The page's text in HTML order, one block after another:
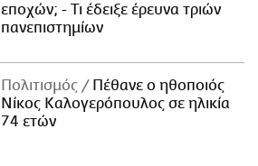
εποχών; - Τι έδειξε έρευνα τριών
πανεπιστημίων
Πολιτισμός
Πέθανε ο ηθοποιός
Νίκος Καλογερόπουλος σε ηλικία
74 ετών